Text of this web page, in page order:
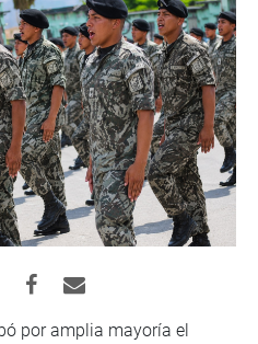
por amplia mayoría el